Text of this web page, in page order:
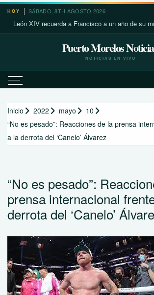
Saltar
contenido
HOY SÁBADO, 8TH AGOSTO 2026
XIV recuerda a Francisco a un año de su
Puerto Morelos
NOTICIAS EN VIVO
Inicio 2022 mayo
10
“No es pesado”: Reacciones de la prensa
a la derrota del ‘Canelo’ Álvarez
“No es pesado”:
prensa internacional
derrota del ‘Canelo’